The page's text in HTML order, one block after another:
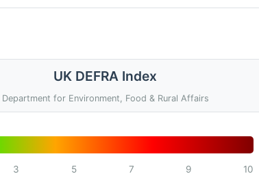
UK DEFRA Index
Department for Environment, Food & Rural Affairs
3 5 7 9 10